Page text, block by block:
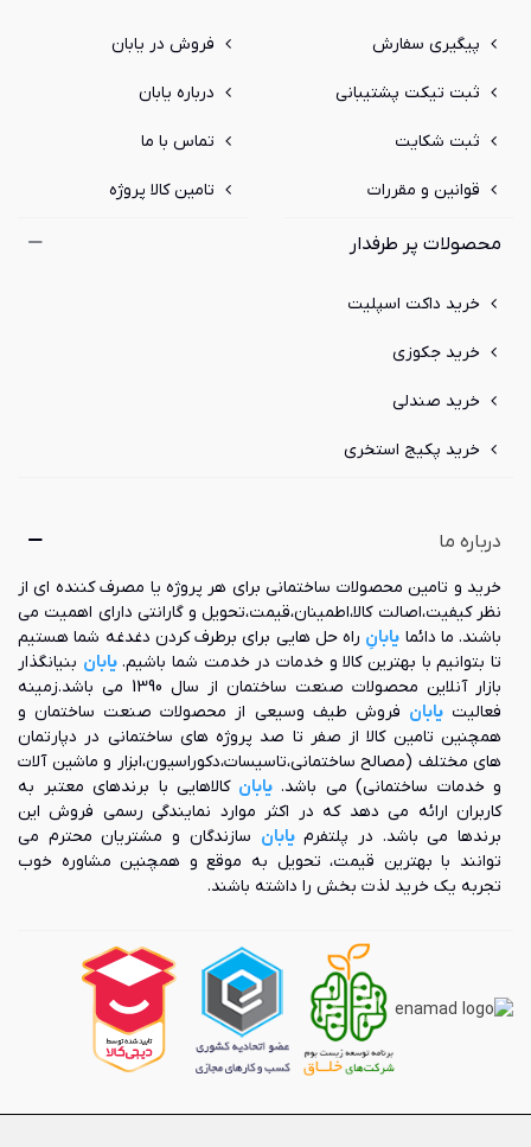
پیگیری سفارش
ثبت تیکت پشتیبانی
ثبت شکایت
قوانین و مقررات
فروش در یابان
درباره یابان
تماس با ما
تامین کالا پروژه
محصولات پر طرفدار
خرید داکت اسپلیت
خرید جکوزی
خرید صندلی
خرید پکیج استخری
درباره ما
خرید و تامین محصولات ساختمانی برای هر پروژه یا مصرف کننده ای از
نظر کیفیت،اصالت کالا،اطمینان،قیمت،تحویل و گارانتی دارای اهمیت می
باشند. ما دائما یابانِ راه حل هایی برای برطرف کردن دغدغه شما هستیم
تا بتوانیم با بهترین کالا و خدمات در خدمت شما باشیم.یابان بنیانگذار
بازار آنلاین محصولات صنعت ساختمان از سال 1390 می باشد.زمینه
فعالیتیابان فروش طیف وسیعی از محصولات صنعت ساختمان و
همچنین تامین کالا از صفر تا صد پروژه های ساختمانی در دپارتمان
های مختلف (مصالح ساختمانی،تاسیسات،دکوراسیون،ابزار و ماشین آلات
و خدمات ساختمانی) می باشد.یابان کالاهایی با برندهای معتبر به
کاربران ارائه می دهد که در اکثر موارد نمایندگی رسمی فروش این
برندها می باشد. در پلتفرمیابان سازندگان و مشتریان محترم می
توانند با بهترین قیمت، تحویل به موقع و همچنین مشاوره خوب
تجربه یک خرید لذت بخش را داشته باشند.